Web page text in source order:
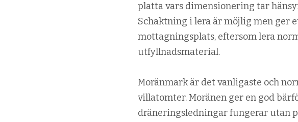
platta vars dimensionering tar
Schaktning i lera är möjlig men ger
mottagningsplats, eftersom lera
utfyllnadsmaterial.
Moränmark är det vanligaste och
villatomter. Moränen ger en god
dräneringsledningar fungerar utan